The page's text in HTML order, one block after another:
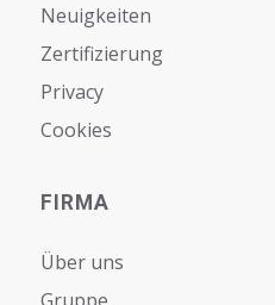
Neuigkeiten
Zertifizierung
Privacy
Cookies
FIRMA
Über uns